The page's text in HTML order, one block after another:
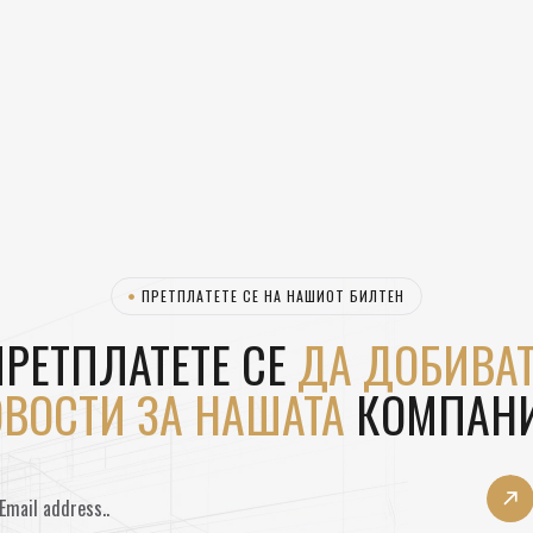
ПРЕТПЛАТЕТЕ СЕ НА НАШИОТ БИЛТЕН
СЕДА
ЗА НАШАТА